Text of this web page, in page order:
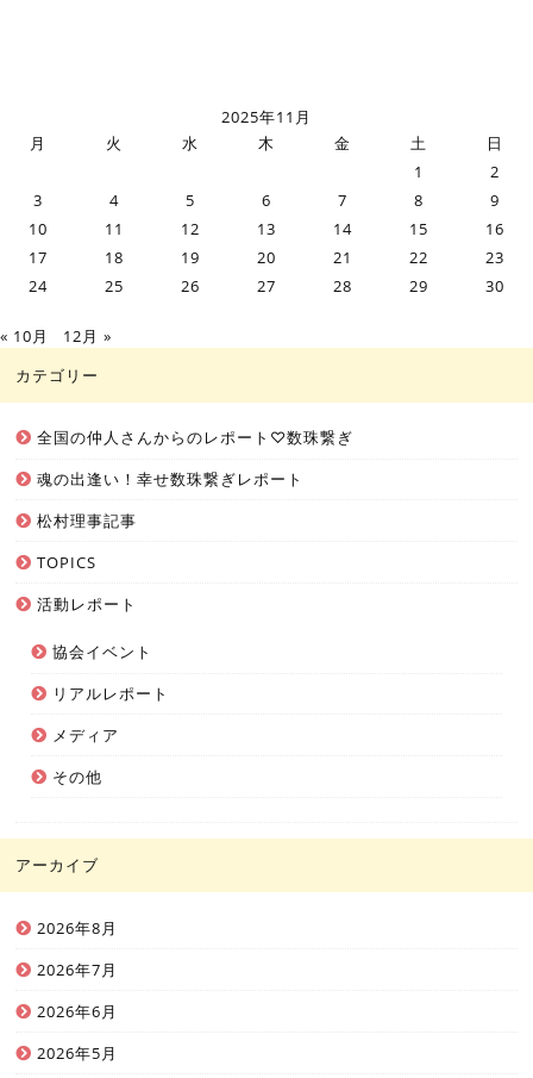
2025年11月
月
火 水 木 金 土
日
1
2
3
4 5 6 7 8
9
10
11 12 13 14 15
16
17
18 19 20 21 22
23
24
25 26 27 28 29 30
« 10月
12月 »
カテゴリー
全国の仲人さんからのレポート♡数珠繋ぎ
魂の出逢い！幸せ数珠繋ぎレポート
松村理事記事
TOPICS
活動レポート
協会イベント
リアルレポート
メディア
その他
アーカイブ
2026年8月
2026年7月
2026年6月
2026年5月